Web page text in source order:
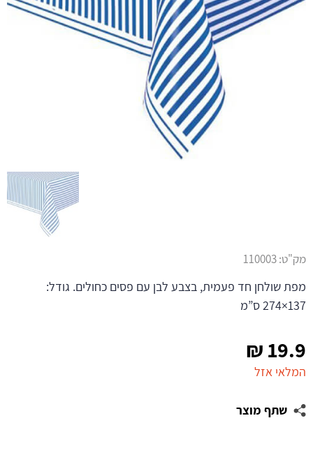
19.9
₪
המלאי אזל
שתף מוצר
מק"ט:110003
מפת שולחן חד פעמית, בצבע לבן עם פסים כחולים. גודל:
137×274 ס”מ